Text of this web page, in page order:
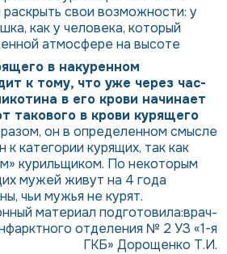
свои возможности: у
как у человека, который
атмосфере на высоте
в накуренном
к тому, что уже через час-
в его крови начинает
такового в крови курящего
он в определенном смысле
категории курящих, так как
курильщиком. По некоторым
мужей живут на 4 года
чьи мужья не курят.
материал подготовила:врач-
отделения № 2 УЗ «1-я
ГКБ» Дорощенко Т.И.